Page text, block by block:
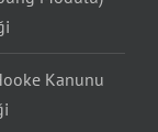
Kanunu